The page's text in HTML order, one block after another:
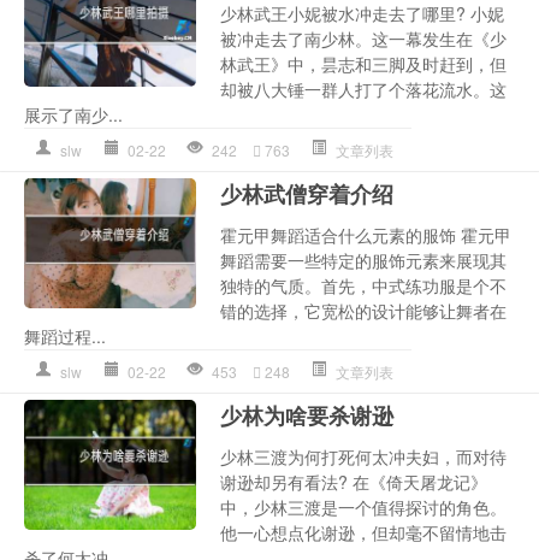
少林武王小妮被水冲走去了哪里? 小妮
被冲走去了南少林。这一幕发生在《少
林武王》中，昙志和三脚及时赶到，但
却被八大锤一群人打了个落花流水。这
展示了南少...
slw 02-22 242 763 文章列表
少林武僧穿着介绍
霍元甲舞蹈适合什么元素的服饰 霍元甲
舞蹈需要一些特定的服饰元素来展现其
独特的气质。首先，中式练功服是个不
错的选择，它宽松的设计能够让舞者在
舞蹈过程...
slw 02-22 453 248 文章列表
少林为啥要杀谢逊
少林三渡为何打死何太冲夫妇，而对待
谢逊却另有看法? 在《倚天屠龙记》
中，少林三渡是一个值得探讨的角色。
他一心想点化谢逊，但却毫不留情地击